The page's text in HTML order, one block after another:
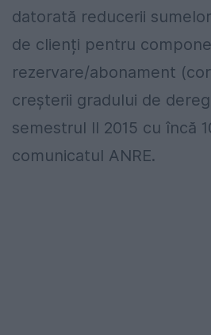
datorată reducerii
de clienți pentru
rezervare/abonament
creșterii gradului de
semestrul II 2015 cu încă
comunicatul ANRE.